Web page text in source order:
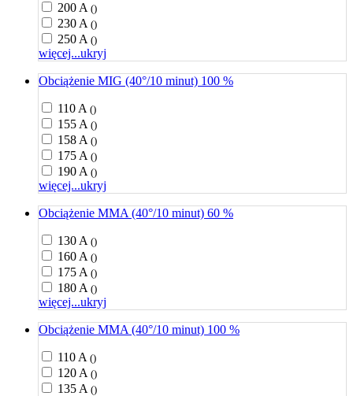
200 A ()
230 A ()
250 A ()
więcej...ukryj
Obciążenie MIG (40°/10 minut) 100 %
110 A ()
155 A ()
158 A ()
175 A ()
190 A ()
więcej...ukryj
Obciążenie MMA (40°/10 minut) 60 %
130 A ()
160 A ()
175 A ()
180 A ()
więcej...ukryj
Obciążenie MMA (40°/10 minut) 100 %
110 A ()
120 A ()
135 A ()